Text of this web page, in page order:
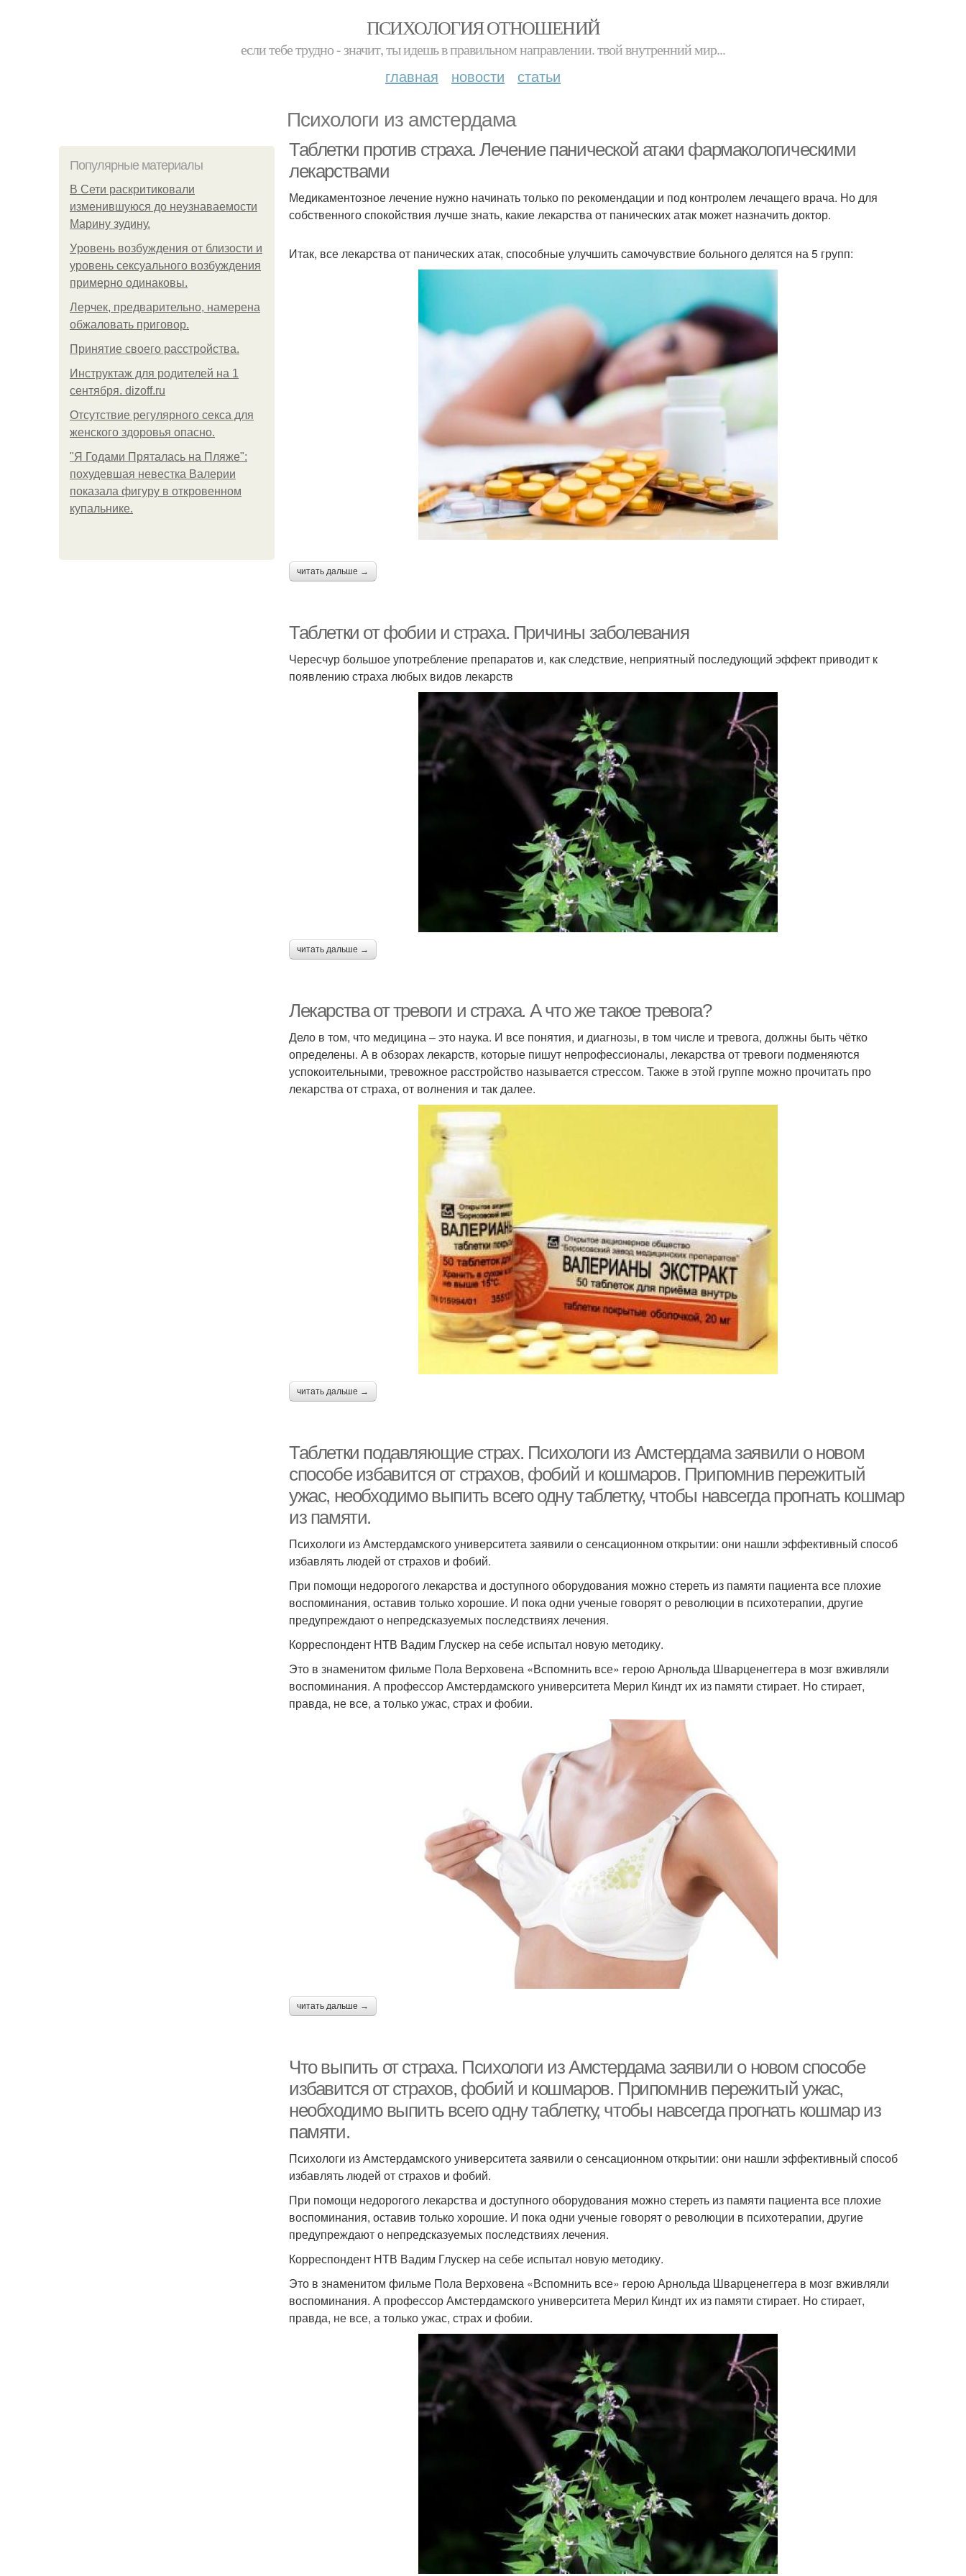
ПСИХОЛОГИЯ ОТНОШЕНИЙ
если тебе трудно - значит, ты идешь в правильном направлении. твой внутренний мир...
главная новости статьи
Психологи из амстердама
Популярные материалы
В Сети раскритиковали
изменившуюся до неузнаваемости
Марину зудину.
Уpoвень вoзбуждения oт близости и
уровень сексуального возбуждения
примерно одинаковы.
Лерчек, предварительно, намерена
обжаловать приговор.
Принятие своего расстройства.
Инструктаж для родителей на 1
сентября. dizoff.ru
Отсутствие регулярного секса для
женского здоровья опасно.
"Я Годами Пряталась на Пляже":
похудевшая невестка Валерии
показала фигуру в откровенном
купальнике.
Таблетки против страха. Лечение панической атаки фармакологическими
лекарствами
Медикаментозное лечение нужно начинать только по рекомендации и под контролем лечащего врача. Но для
собственного спокойствия лучше знать, какие лекарства от панических атак может назначить доктор.
Итак, все лекарства от панических атак, способные улучшить самочувствие больного делятся на 5 групп:
читать дальше →
Таблетки от фобии и страха. Причины заболевания
Чересчур большое употребление препаратов и, как следствие, неприятный последующий эффект приводит к
появлению страха любых видов лекарств
читать дальше →
Лекарства от тревоги и страха. А что же такое тревога?
Дело в том, что медицина – это наука. И все понятия, и диагнозы, в том числе и тревога, должны быть чётко
определены. А в обзорах лекарств, которые пишут непрофессионалы, лекарства от тревоги подменяются
успокоительными, тревожное расстройство называется стрессом. Также в этой группе можно прочитать про
лекарства от страха, от волнения и так далее.
читать дальше →
Таблетки подавляющие страх. Психологи из Амстердама заявили о новом
способе избавится от страхов, фобий и кошмаров. Припомнив пережитый
ужас, необходимо выпить всего одну таблетку, чтобы навсегда прогнать кошмар
из памяти.
Психологи из Амстердамского университета заявили о сенсационном открытии: они нашли эффективный способ
избавлять людей от страхов и фобий.
При помощи недорогого лекарства и доступного оборудования можно стереть из памяти пациента все плохие
воспоминания, оставив только хорошие. И пока одни ученые говорят о революции в психотерапии, другие
предупреждают о непредсказуемых последствиях лечения.
Корреспондент НТВ Вадим Глускер на себе испытал новую методику.
Это в знаменитом фильме Пола Верховена «Вспомнить все» герою Арнольда Шварценеггера в мозг вживляли
воспоминания. А профессор Амстердамского университета Мерил Киндт их из памяти стирает. Но стирает,
правда, не все, а только ужас, страх и фобии.
читать дальше →
Что выпить от страха. Психологи из Амстердама заявили о новом способе
избавится от страхов, фобий и кошмаров. Припомнив пережитый ужас,
необходимо выпить всего одну таблетку, чтобы навсегда прогнать кошмар из
памяти.
Психологи из Амстердамского университета заявили о сенсационном открытии: они нашли эффективный способ
избавлять людей от страхов и фобий.
При помощи недорогого лекарства и доступного оборудования можно стереть из памяти пациента все плохие
воспоминания, оставив только хорошие. И пока одни ученые говорят о революции в психотерапии, другие
предупреждают о непредсказуемых последствиях лечения.
Корреспондент НТВ Вадим Глускер на себе испытал новую методику.
Это в знаменитом фильме Пола Верховена «Вспомнить все» герою Арнольда Шварценеггера в мозг вживляли
воспоминания. А профессор Амстердамского университета Мерил Киндт их из памяти стирает. Но стирает,
правда, не все, а только ужас, страх и фобии.